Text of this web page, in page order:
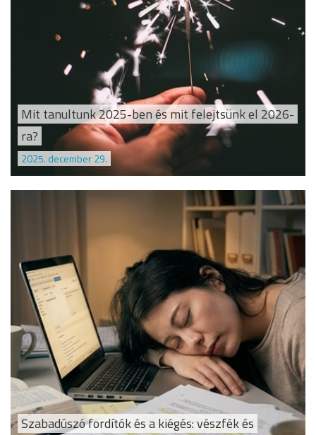
Mit tanultunk 2025-ben és mit felejtsünk el 2026-
ra?
2025. december 29.
Szabadúszó fordítók és a kiégés: vészfék és